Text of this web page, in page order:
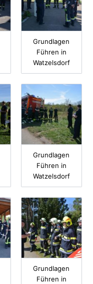
Grundlagen
Führen in
Watzelsdorf
Grundlagen
Führen in
Watzelsdorf
Grundlagen
Führen in